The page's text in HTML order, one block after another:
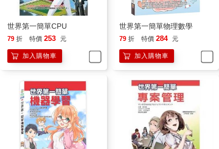
世界第一簡單CPU
79 折 特價 253 元
加入購物車
世界第一簡單物理數學
79 折 特價 284 元
加入購物車